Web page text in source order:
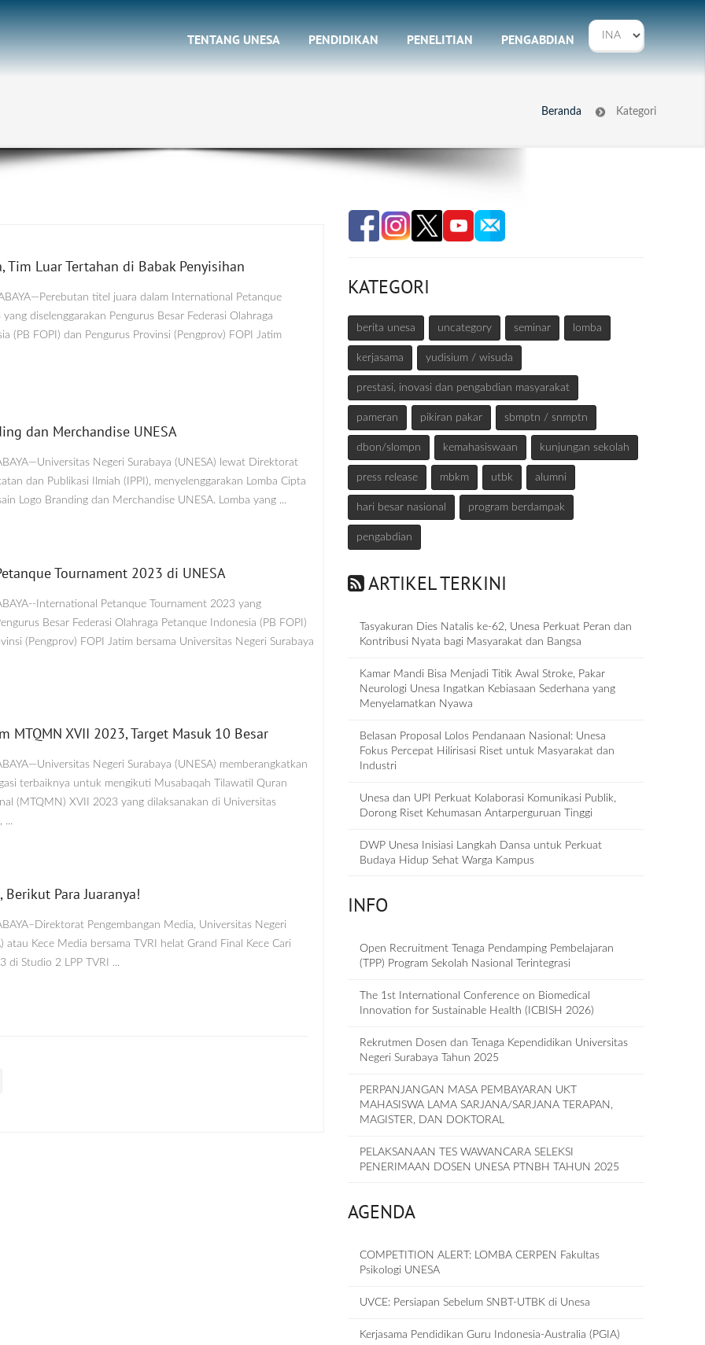
TENTANG UNESA PENDIDIKAN PENELITIAN PENGABDIAN
Beranda Kategori
Tim Luar Tertahan di Babak Penyisihan
titel juara dalam International Petanque
yang diselenggarakan Pengurus Besar Federasi Olahraga
(PB FOPI) dan Pengurus Provinsi (Pengprov) FOPI Jatim
dan Merchandise UNESA
Negeri Surabaya (UNESA) lewat Direktorat
dan Publikasi Ilmiah (IPPI), menyelenggarakan Lomba Cipta
Logo Branding dan Merchandise UNESA. Lomba yang ...
Tournament 2023 di UNESA
International Petanque Tournament 2023 yang
Besar Federasi Olahraga Petanque Indonesia (PB FOPI)
(Pengprov) FOPI Jatim bersama Universitas Negeri Surabaya
MTQMN XVII 2023, Target Masuk 10 Besar
Negeri Surabaya (UNESA) memberangkatkan
terbaiknya untuk mengikuti Musabaqah Tilawatil Quran
(MTQMN) XVII 2023 yang dilaksanakan di Universitas
...
Para Juaranya!
Pengembangan Media, Universitas Negeri
atau Kece Media bersama TVRI helat Grand Final Kece Cari
di Studio 2 LPP TVRI ...
KATEGORI
berita unesa uncategory seminar lomba
kerjasama yudisium / wisuda
prestasi, inovasi dan pengabdian masyarakat
pameran pikiran pakar sbmptn / snmptn
dbon/slompn kemahasiswaan kunjungan sekolah
press release mbkm utbk alumni
hari besar nasional program berdampak
pengabdian
ARTIKEL TERKINI
Tasyakuran Dies Natalis ke-62, Unesa Perkuat Peran dan
Kontribusi Nyata bagi Masyarakat dan Bangsa
Kamar Mandi Bisa Menjadi Titik Awal Stroke, Pakar
Neurologi Unesa Ingatkan Kebiasaan Sederhana yang
Menyelamatkan Nyawa
Belasan Proposal Lolos Pendanaan Nasional: Unesa
Fokus Percepat Hilirisasi Riset untuk Masyarakat dan
Industri
Unesa dan UPI Perkuat Kolaborasi Komunikasi Publik,
Dorong Riset Kehumasan Antarperguruan Tinggi
DWP Unesa Inisiasi Langkah Dansa untuk Perkuat
Budaya Hidup Sehat Warga Kampus
INFO
Open Recruitment Tenaga Pendamping Pembelajaran
(TPP) Program Sekolah Nasional Terintegrasi
The 1st International Conference on Biomedical
Innovation for Sustainable Health (ICBISH 2026)
Rekrutmen Dosen dan Tenaga Kependidikan Universitas
Negeri Surabaya Tahun 2025
PERPANJANGAN MASA PEMBAYARAN UKT
MAHASISWA LAMA SARJANA/SARJANA TERAPAN,
MAGISTER, DAN DOKTORAL
PELAKSANAAN TES WAWANCARA SELEKSI
PENERIMAAN DOSEN UNESA PTNBH TAHUN 2025
AGENDA
COMPETITION ALERT: LOMBA CERPEN Fakultas
Psikologi UNESA
UVCE: Persiapan Sebelum SNBT-UTBK di Unesa
Kerjasama Pendidikan Guru Indonesia-Australia (PGIA)